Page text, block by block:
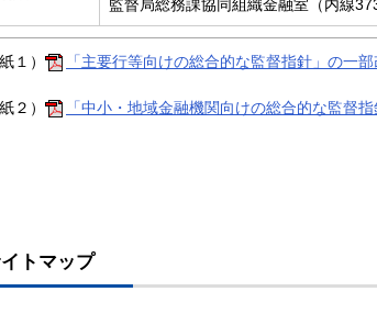
監督局総務課協同組織金融室（内線
１） 「主要行等向けの総合的な監督指針」の一
２） 「中小・地域金融機関向けの総合的な監督
トマップ